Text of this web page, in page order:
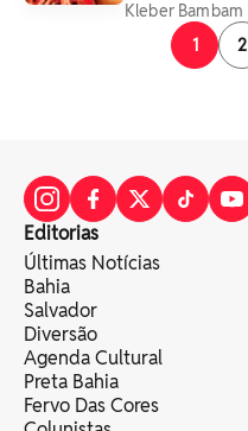
Kleber Bambam
1
2
Editorias
Últimas Notícias
Bahia
Salvador
Diversão
Agenda Cultural
Preta Bahia
Fervo Das Cores